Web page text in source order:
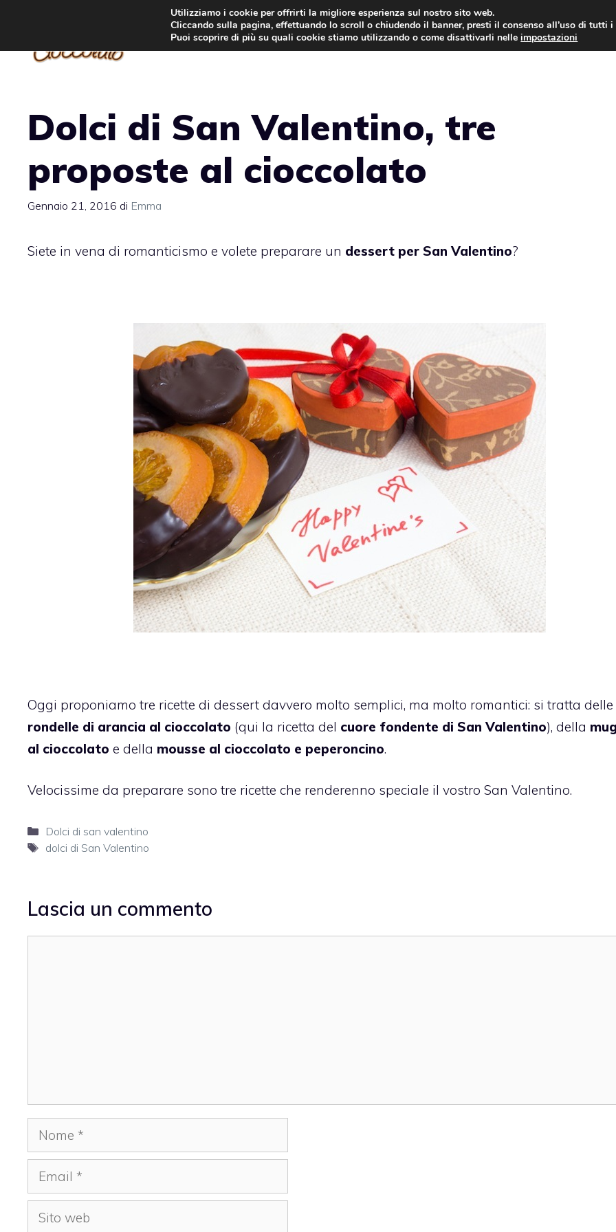
contenuto
TORTE AL CIOCCOLATO TORTE CLASSICHE
Dolci di San Valentino, tre
proposte al cioccolato
Gennaio 21, 2016 di Emma
Siete in vena di romanticismo e volete preparare un dessert per San Valentino?
Oggi proponiamo tre ricette di dessert davvero molto semplici, ma molto romantici: si tratta delle
rondelle di arancia al cioccolato (qui la ricetta del cuore fondente di San Valentino), della
al cioccolato e della mousse al cioccolato e peperoncino.
Velocissime da preparare sono tre ricette che renderenno speciale il vostro San Valentino.
Categorie
Dolci di san valentino
Tag
dolci di San Valentino
Lascia un commento
Nome
Email
Sito
Utilizziamo i cookie per offrirti la migliore esperienza sul nostro sito web.
Cliccando sulla pagina, effettuando lo scroll o chiudendo il banner, presti il consenso all’uso di tutti
Puoi scoprire di più su quali cookie stiamo utilizzando o come disattivarli nelleimpostazioni